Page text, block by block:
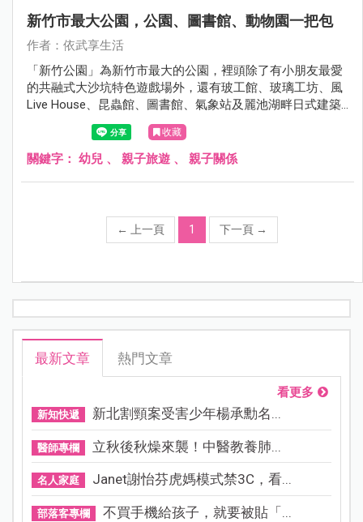
新竹市最大公園，公園、圖書館、動物園一把包
作者：依武享生活
「新竹公園」為新竹市最大的公園，裡頭除了有小朋友最愛
的共融式大沙坑特色遊戲場外，還有玻工館、玻璃工坊、風
Live House、昆蟲館、圖書館、氣象站及麗池湖畔日式建築
群等景點，甚至連新竹動物園都在新竹公園的腹地內，可說
是新竹絕佳的親子休憩場所！
收藏
關鍵字： 幼兒 、 親子旅遊 、 親子關係
← 上一頁 1 下一頁 →
最新文章 熱門文章
看更多
新知快遞 新北割頸案受害少年楊承勳名...
醫師專欄 立秋後秋燥來襲！中醫教養肺...
名人家庭 Janet謝怡芬虎媽模式禁3C，看...
部落客專欄 不買手機給孩子，就要被貼「...